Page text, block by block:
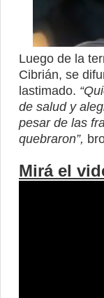
Luego de la
Cibrián, se
lastimado.
de salud y
pesar de las
quebraron”,
Mirá el